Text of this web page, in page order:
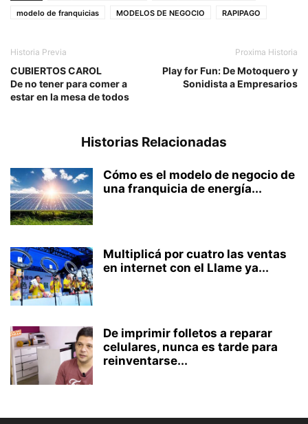
modelo de franquicias
MODELOS DE NEGOCIO RAPIPAGO
Historia Previa
CUBIERTOS CAROL
De no tener para comer a
estar en la mesa de todos
Proxima Historia
Play for Fun: De Motoquero y
Sonidista a Empresarios
Historias Relacionadas
Cómo es el modelo de negocio de
una franquicia de energía...
Multiplicá por cuatro las ventas
en internet con el Llame ya...
De imprimir folletos a reparar
celulares, nunca es tarde para
reinventarse...